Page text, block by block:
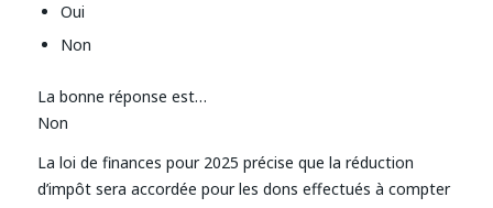
Oui
Non
La bonne réponse est…
Non
La loi de finances pour 2025 précise que la réduction
d’impôt sera accordée pour les dons effectués à compter